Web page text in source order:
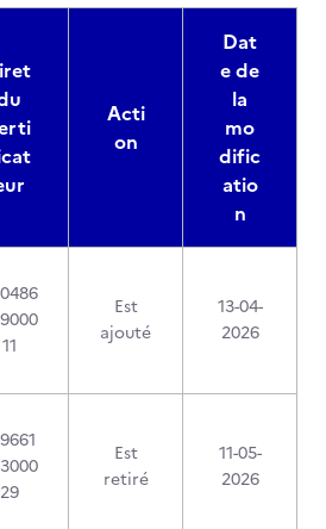
Acti
on
Dat
e de
la
mo
dific
atio
n
11
Est
ajouté
13-04-
2026
29
Est
retiré
11-05-
2026